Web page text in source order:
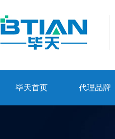
毕天首页 代理品牌